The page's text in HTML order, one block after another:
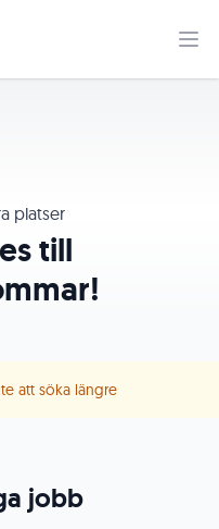
platser
till
att söka längre
jobb